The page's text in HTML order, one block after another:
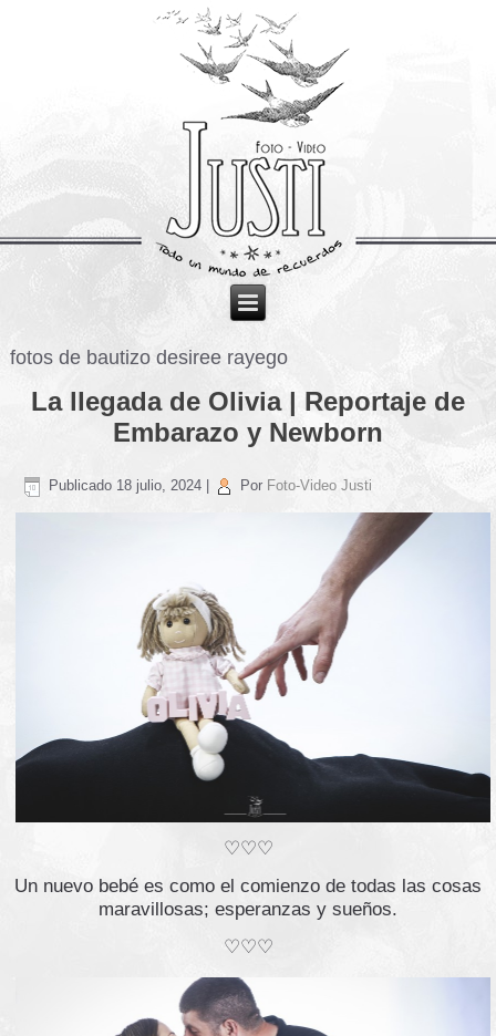
fotos de bautizo desiree rayego
La llegada de Olivia | Reportaje de
Embarazo y Newborn
Publicado 18 julio, 2024 Por Foto-Video Justi
♡♡♡
Un nuevo bebé es como el comienzo de todas las cosas
maravillosas; esperanzas y sueños.
♡♡♡